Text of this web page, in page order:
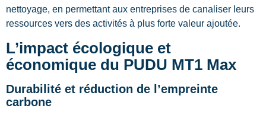
nettoyage, en permettant aux entreprises de canaliser leurs
ressources vers des activités à plus forte valeur ajoutée.
L’impact écologique et
économique du PUDU MT1 Max
Durabilité et réduction de l’empreinte
carbone